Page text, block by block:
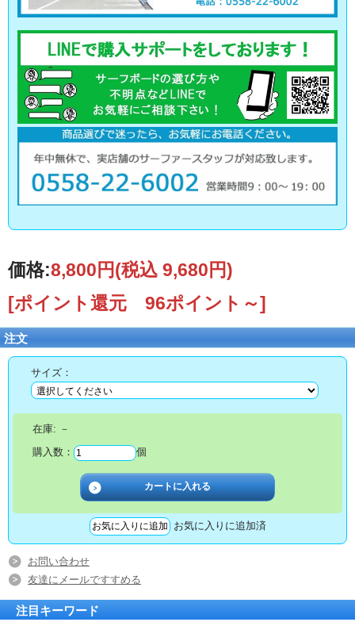
価格:8,800円(税込 9,680円)
[ポイント還元 96ポイント～]
注文
サイズ：
在庫: －
購入数：
個
お気に入りに追加済
お問い合わせ
友達にメールですすめる
注目キーワード